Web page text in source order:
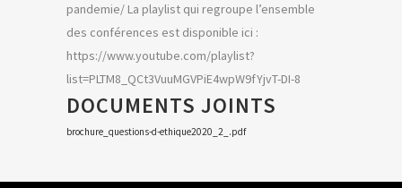
pandemie/ La playlist qui regroupe l’ensemble
des conférences est disponible ici :
https://www.youtube.com/playlist?
list=PLTM8_QCt3VuuMGVPiE4wpW9fYjvT-DI-8
DOCUMENTS JOINTS
brochure_questions-d-ethique2020_2_.pdf